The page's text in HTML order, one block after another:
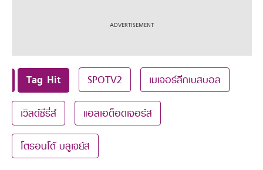
Tag Hit SPOTV2 เมเจอร์ลีกเบสบอล
เวิลด์ซีรี่ส์ แอลเอด็อดเจอร์ส
โตรอนโต้ บลูเจย์ส